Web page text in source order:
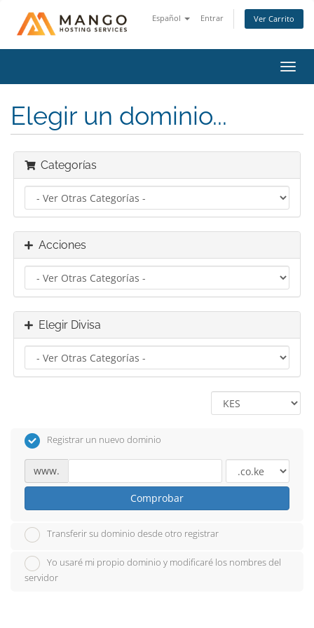
Español Entrar Ver Carrito
Elegir un dominio...
Categorías
Acciones
Elegir Divisa
Registrar un nuevo dominio
www.
Comprobar
Transferir su dominio desde otro registrar
Yo usaré mi propio dominio y modificaré los nombres del
servidor